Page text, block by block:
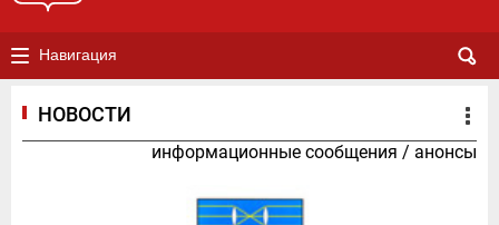
Навигация
НОВОСТИ
информационные сообщения / анонсы